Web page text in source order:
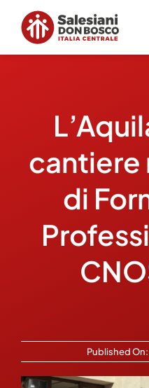
contenuto
Missione
Ambiti
Ambienti educativi e
cantiere
di
Published